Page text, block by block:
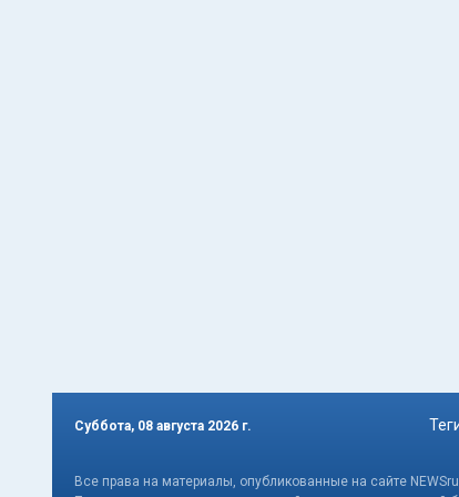
Суббота, 08 августа 2026 г.
Все права на материалы, опубликованные на сайте